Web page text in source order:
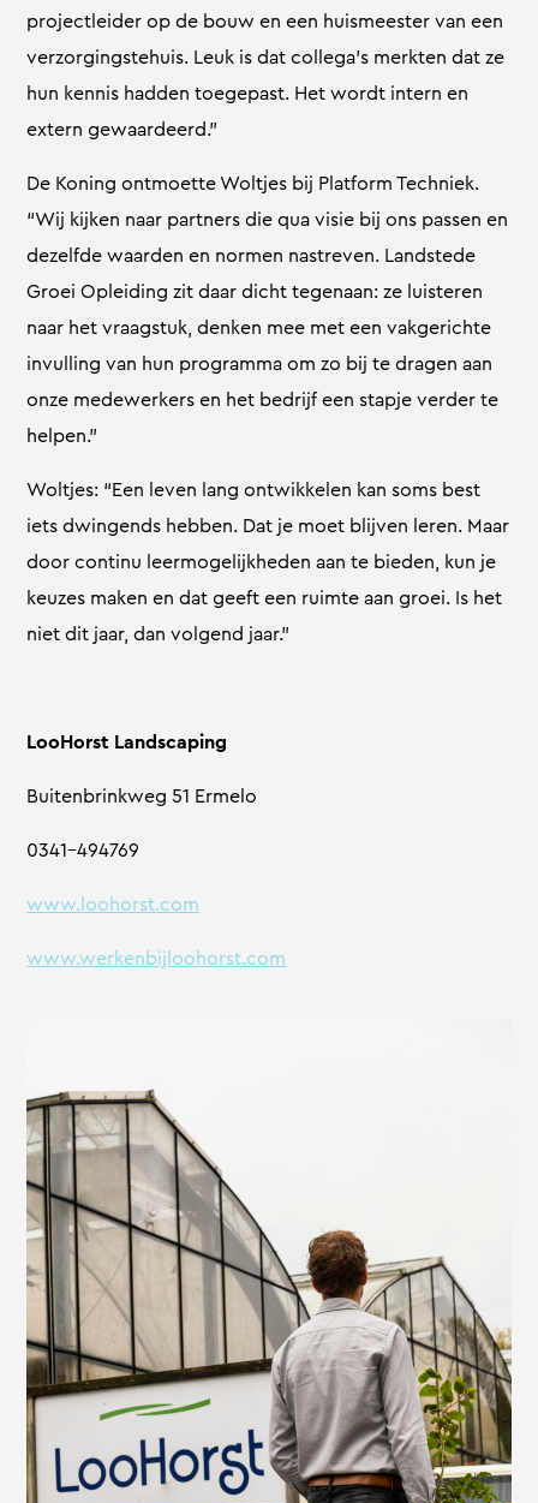
projectleider op de bouw en een huismeester van een
verzorgingstehuis. Leuk is dat collega’s merkten dat ze
hun kennis hadden toegepast. Het wordt intern en
extern gewaardeerd.”
De Koning ontmoette Woltjes bij Platform Techniek.
“Wij kijken naar partners die qua visie bij ons passen en
dezelfde waarden en normen nastreven. Landstede
Groei Opleiding zit daar dicht tegenaan: ze luisteren
naar het vraagstuk, denken mee met een vakgerichte
invulling van hun programma om zo bij te dragen aan
onze medewerkers en het bedrijf een stapje verder te
helpen.”
Woltjes: “Een leven lang ontwikkelen kan soms best
iets dwingends hebben. Dat je moet blijven leren. Maar
door continu leermogelijkheden aan te bieden, kun je
keuzes maken en dat geeft een ruimte aan groei. Is het
niet dit jaar, dan volgend jaar.”
LooHorst Landscaping
Buitenbrinkweg 51 Ermelo
0341-494769
www.loohorst.com
www.werkenbijloohorst.com